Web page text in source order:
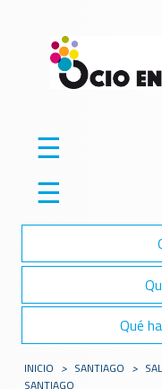
☰
☰
Qué
INICIO > SANTIAGO >
SANTIAGO